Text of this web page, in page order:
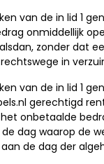
van de in lid 1
onmiddellijk
zonder dat
in
van de in lid 1
gerechtigd
onbetaalde
dag waarop de
de dag der